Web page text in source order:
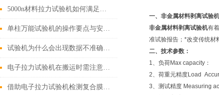
5000n材料拉力试验机如何满足材料测试需求？
单柱万能试验机的操作要点与安全注意事项
试验机为什么会出现数据不准确的问题
电子拉力试验机在搬运时需注意哪些问题
借助电子拉力试验机检测复合膜印刷油墨的复合牢度
一、 非金属材料剥离试验机
非金属材料剥离试验机有
准试验报告；*改变传统材
二、 技术参数：
1、负荷Max capacity
2、荷重元精度Load
3、测试精度 Measuring